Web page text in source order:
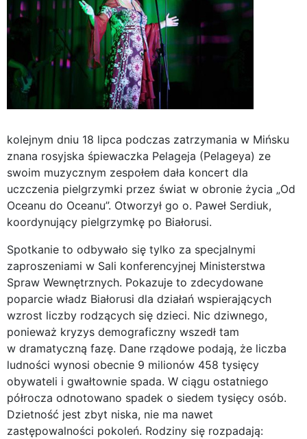
kolejnym dniu 18 lipca podczas zatrzymania w Mińsku
znana rosyjska śpiewaczka Pelageja (Pelageya) ze
swoim muzycznym zespołem dała koncert dla
uczczenia pielgrzymki przez świat w obronie życia „Od
Oceanu do Oceanu”. Otworzył go o. Paweł Serdiuk,
koordynujący pielgrzymkę po Białorusi.
Spotkanie to odbywało się tylko za specjalnymi
zaproszeniami w Sali konferencyjnej Ministerstwa
Spraw Wewnętrznych. Pokazuje to zdecydowane
poparcie władz Białorusi dla działań wspierających
wzrost liczby rodzących się dzieci. Nic dziwnego,
ponieważ kryzys demograficzny wszedł tam
w dramatyczną fazę. Dane rządowe podają, że liczba
ludności wynosi obecnie 9 milionów 458 tysięcy
obywateli i gwałtownie spada. W ciągu ostatniego
półrocza odnotowano spadek o siedem tysięcy osób.
Dzietność jest zbyt niska, nie ma nawet
zastępowalności pokoleń. Rodziny się rozpadają: